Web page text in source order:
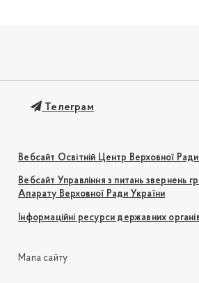
Телеграм
Вебсайт Освітній Центр Верховної
Вебсайт Управління з питань звернень
Апарату Верховної Ради України
Інформаційні ресурси державних
Мапа сайту